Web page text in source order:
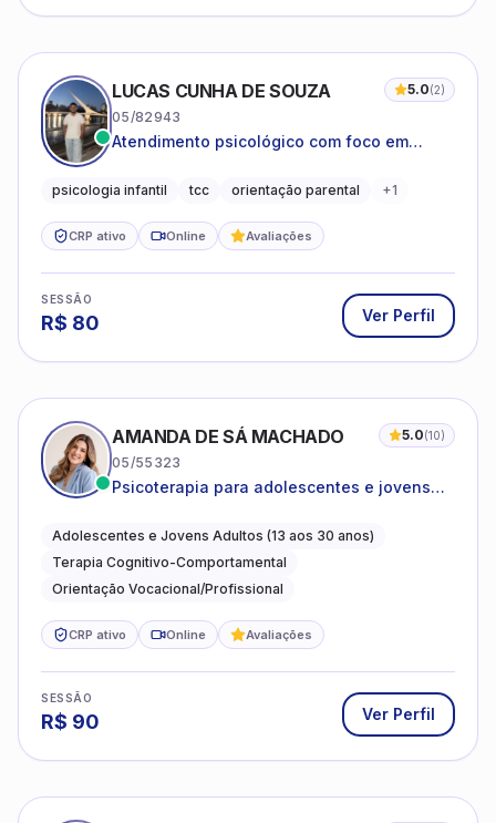
LUCAS CUNHA DE SOUZA 5.0(2)
05/82943
Atendimento psicológico com foco em
promovendo equilíbrio emocional e
psicologia infantil tcc orientação parental +1
CRP ativo Online Avaliações
SESSÃO
R$ 80 Ver Perfil
AMANDA DE SÁ MACHADO 5.0(10)
05/55323
Psicoterapia para adolescentes e jovens
autoestima, relações e orientação
profissional
Adolescentes e Jovens Adultos (13 aos 30 anos)
Terapia Cognitivo-Comportamental
Orientação Vocacional/Profissional
CRP ativo Online Avaliações
SESSÃO
R$ 90 Ver Perfil